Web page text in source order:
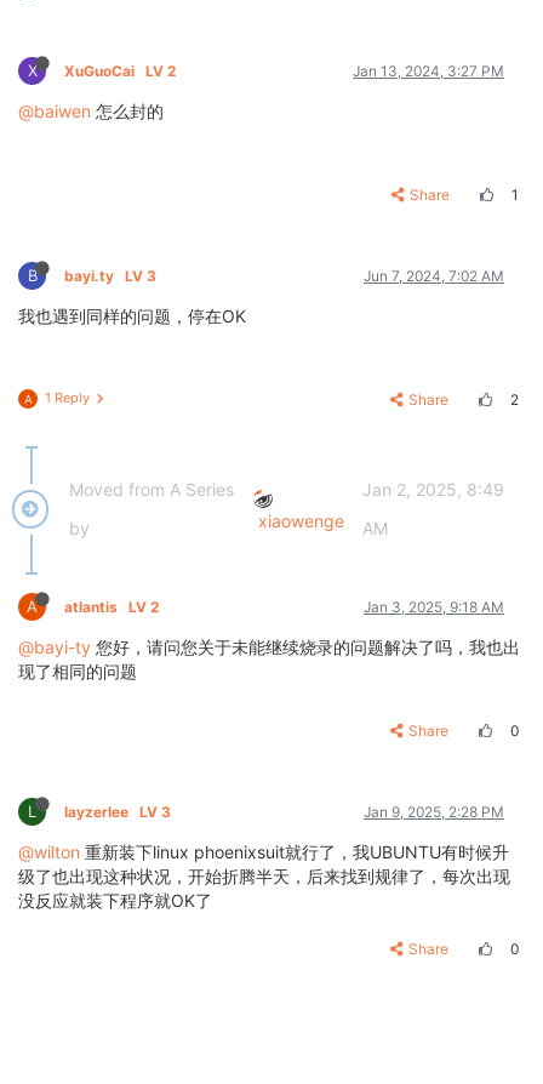
X XuGuoCai LV 2 Jan 13, 2024, 3:27 PM
@baiwen 怎么封的
Share 1
B bayi.ty LV 3 Jun 7, 2024, 7:02 AM
我也遇到同样的问题，停在OK
A 1 Reply Share 2
Moved from A Series
by
xiaowenge
Jan 2, 2025, 8:49
AM
A atlantis LV 2 Jan 3, 2025, 9:18 AM
@bayi-ty 您好，请问您关于未能继续烧录的问题解决了吗，我也出
现了相同的问题
Share 0
L layzerlee LV 3 Jan 9, 2025, 2:28 PM
@wilton 重新装下linux phoenixsuit就行了，我UBUNTU有时候升
级了也出现这种状况，开始折腾半天，后来找到规律了，每次出现
没反应就装下程序就OK了
Share 0